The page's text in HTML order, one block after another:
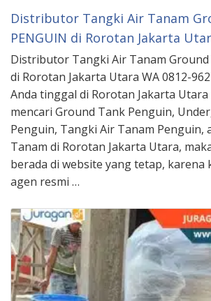
Distributor Tangki Air Tanam
PENGUIN di Rorotan Jakarta
Distributor Tangki Air Tanam Ground
di Rorotan Jakarta Utara WA 0812-
Anda tinggal di Rorotan Jakarta
mencari Ground Tank Penguin,
Penguin, Tangki Air Tanam Penguin,
Tanam di Rorotan Jakarta Utara,
berada di website yang tetap, karena
agen resmi …